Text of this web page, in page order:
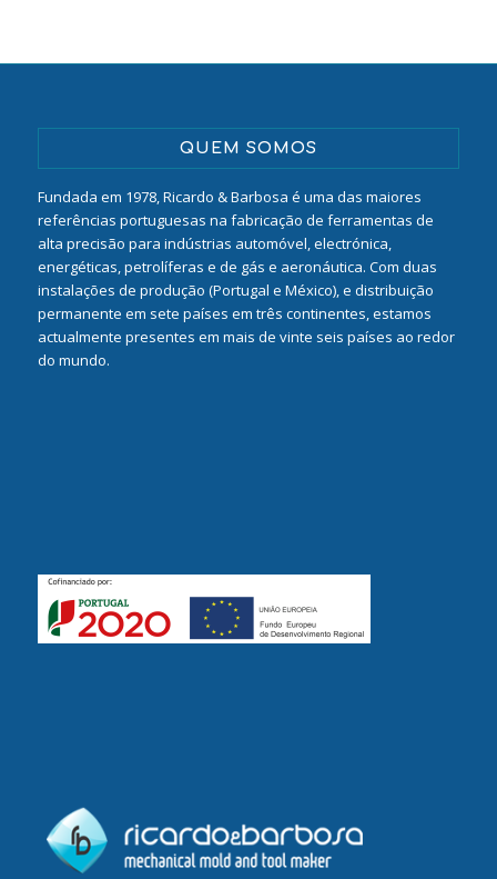
QUEM SOMOS
Fundada em 1978, Ricardo & Barbosa é uma das maiores
referências portuguesas na fabricação de ferramentas de
alta precisão para indústrias automóvel, electrónica,
energéticas, petrolíferas e de gás e aeronáutica. Com duas
instalações de produção (Portugal e México), e distribuição
permanente em sete países em três continentes, estamos
actualmente presentes em mais de vinte seis países ao redor
do mundo.